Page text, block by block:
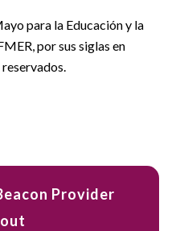
para la Educación y la
por sus siglas en
Provider